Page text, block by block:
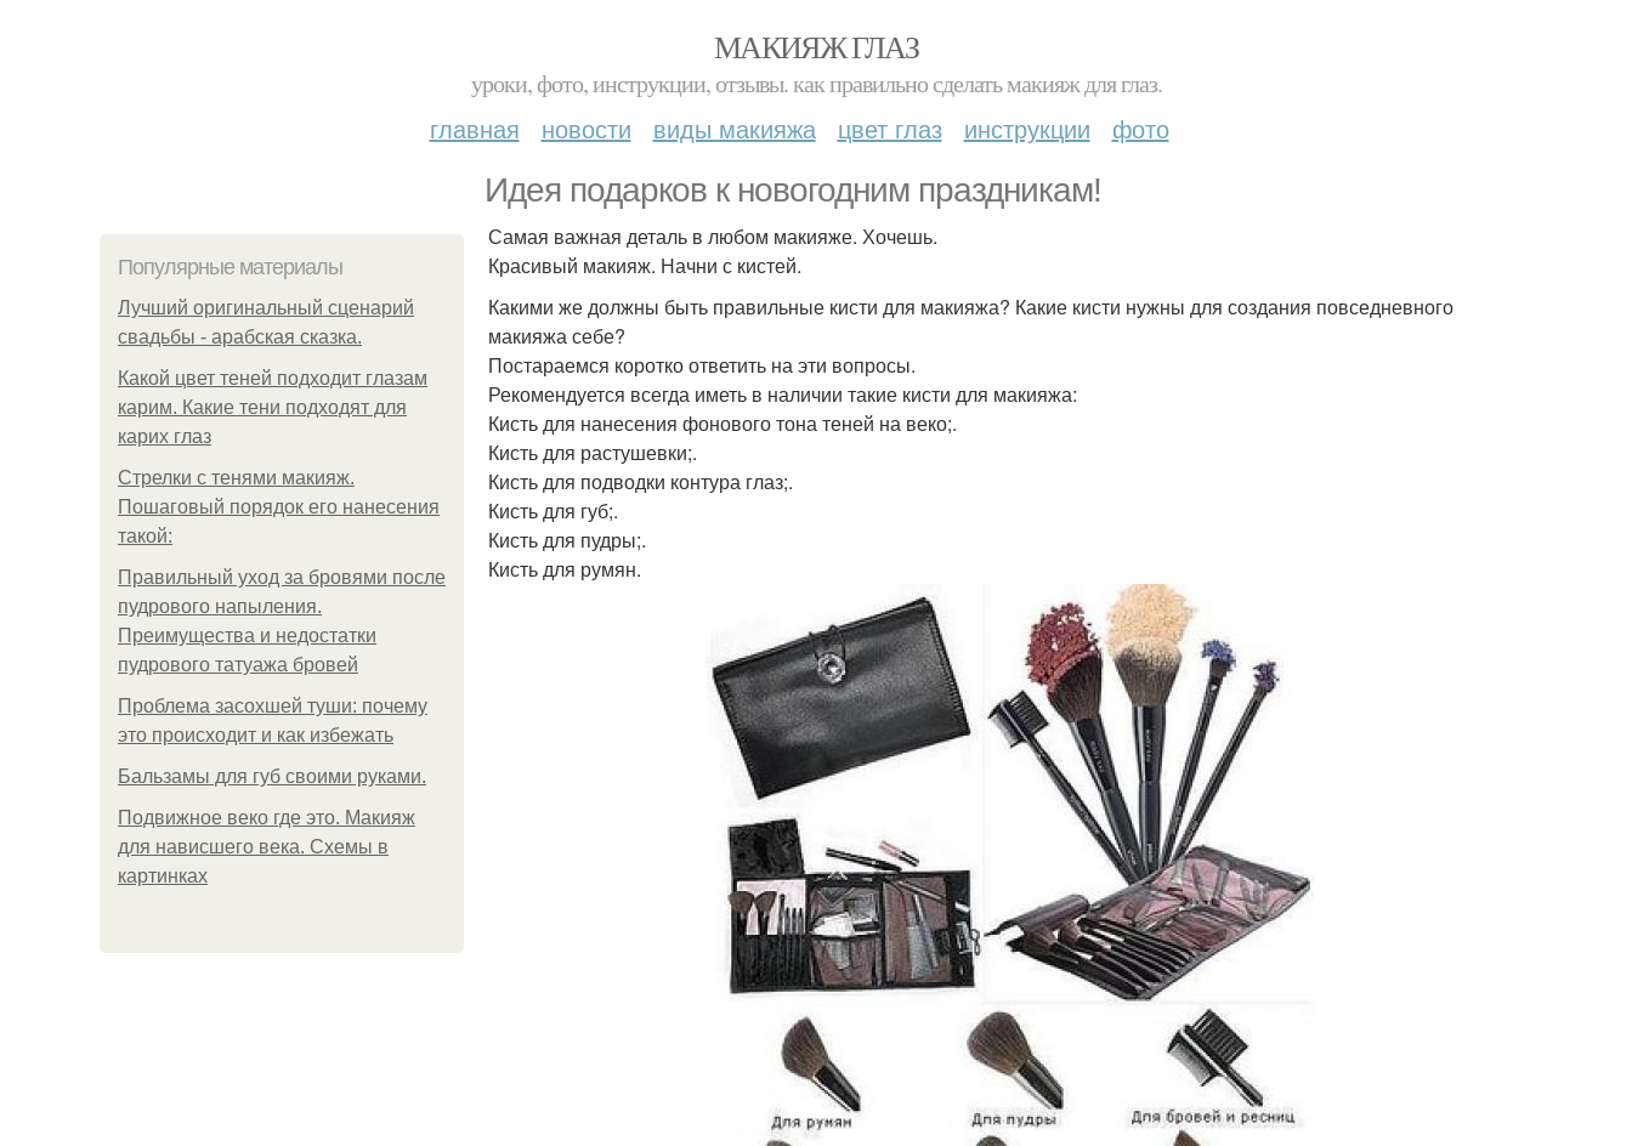
МАКИЯЖ ГЛАЗ
уроки, фото, инструкции, отзывы. как правильно сделать макияж для глаз.
главная новости виды макияжа цвет глаз инструкции фото
Идея подарков к новогодним праздникам!
Популярные материалы
Лучший оригинальный сценарий
свадьбы - арабская сказка.
Какой цвет теней подходит глазам
карим. Какие тени подходят для
карих глаз
Стрелки с тенями макияж.
Пошаговый порядок его нанесения
такой:
Правильный уход за бровями после
пудрового напыления.
Преимущества и недостатки
пудрового татуажа бровей
Проблема засохшей туши: почему
это происходит и как избежать
Бальзамы для губ своими руками.
Подвижное веко где это. Макияж
для нависшего века. Схемы в
картинках
Самая важная деталь в любом макияже. Хочешь.
Красивый макияж. Начни с кистей.
Какими же должны быть правильные кисти для макияжа? Какие кисти нужны для создания повседневного
макияжа себе?
Постараемся коротко ответить на эти вопросы.
Рекомендуется всегда иметь в наличии такие кисти для макияжа:
Кисть для нанесения фонового тона теней на веко;.
Кисть для растушевки;.
Кисть для подводки контура глаз;.
Кисть для губ;.
Кисть для пудры;.
Кисть для румян.